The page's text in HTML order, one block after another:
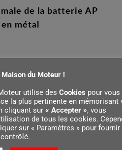
de la batterie AP
métal
de la batterie AR
en métal
de la batterie AR
du Moteur !
utilise des Cookies pour vous
la plus pertinente en mémorisant
cliquant sur « Accepter », vous
de tous les cookies.
sur « Paramètres » pour fournir